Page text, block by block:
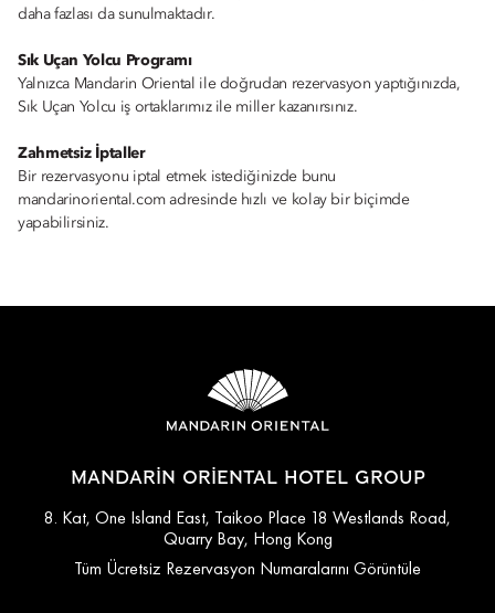
daha fazlası da sunulmaktadır.
Sık Uçan Yolcu Programı
Yalnızca Mandarin Oriental ile doğrudan rezervasyon yaptığınızda,
Sık Uçan Yolcu iş ortaklarımız ile miller kazanırsınız.
Zahmetsiz İptaller
Bir rezervasyonu iptal etmek istediğinizde bunu
mandarinoriental.com adresinde hızlı ve kolay bir biçimde
yapabilirsiniz.
MANDARIN ORIENTAL HOTEL GROUP
8. Kat, One Island East, Taikoo Place 18 Westlands Road,
Quarry Bay, Hong Kong
Tüm Ücretsiz Rezervasyon Numaralarını Görüntüle